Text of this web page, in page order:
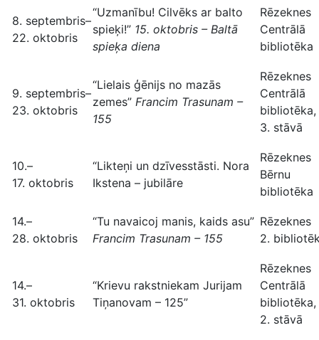
8. septembris–
22. oktobris
“Uzmanību! Cilvēks ar balto
spieķi!” 15. oktobris – Baltā
spieķa diena
Rēzeknes
Centrālā
bibliotēka
9. septembris–
23. oktobris
“Lielais ģēnijs no mazās
zemes” Francim Trasunam –
155
Rēzeknes
Centrālā
bibliotēka,
3. stāvā
10.–
17. oktobris
“Likteņi un dzīvesstāsti. Nora
Ikstena – jubilāre
Rēzeknes
Bērnu
bibliotēka
14.–
28. oktobris
“Tu navaicoj manis, kaids asu”
Francim Trasunam – 155
Rēzeknes
2.
14.–
31. oktobris
“Krievu rakstniekam Jurijam
Tiņanovam – 125”
Rēzeknes
Centrālā
bibliotēka,
2. stāvā